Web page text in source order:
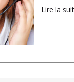
Lire la